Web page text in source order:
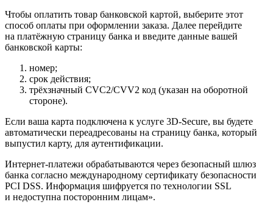
Чтобы оплатить товар банковской картой, выберите этот
способ оплаты при оформлении заказа. Далее перейдите
на платёжную страницу банка и введите данные вашей
банковской карты:
номер;
срок действия;
трёхзначный CVC2/CVV2 код (указан на оборотной
стороне).
Если ваша карта подключена к услуге 3D-Secure, вы будете
автоматически переадресованы на страницу банка, который
выпустил карту, для аутентификации.
Интернет-платежи обрабатываются через безопасный шлюз
банка согласно международному сертификату безопасности
PCI DSS. Информация шифруется по технологии SSL
и недоступна посторонним лицам».